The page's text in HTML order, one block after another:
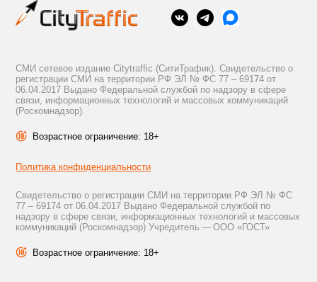
СМИ сетевое издание Citytraffic (СитиТрафик). Свидетельство о
регистрации СМИ на территории РФ ЭЛ № ФС 77 – 69174 от
06.04.2017 Выдано Федеральной службой по надзору в сфере
связи, информационных технологий и массовых коммуникаций
(Роскомнадзор).
Возрастное ограничение: 18+
Политика конфиденциальности
Свидетельство о регистрации СМИ на территории РФ ЭЛ № ФС
77 – 69174 от 06.04.2017 Выдано Федеральной службой по
надзору в сфере связи, информационных технологий и массовых
коммуникаций (Роскомнадзор) Учредитель — ООО «ГОСТ»
Возрастное ограничение: 18+